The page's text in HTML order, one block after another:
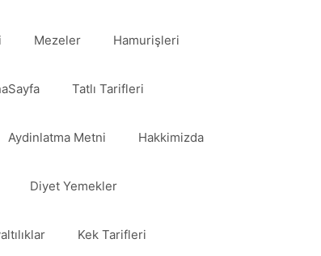
Mezeler Hamurişleri
Tatlı Tarifleri
Aydinlatma Metni Hakkimizda
Diyet Yemekler
Kek Tarifleri